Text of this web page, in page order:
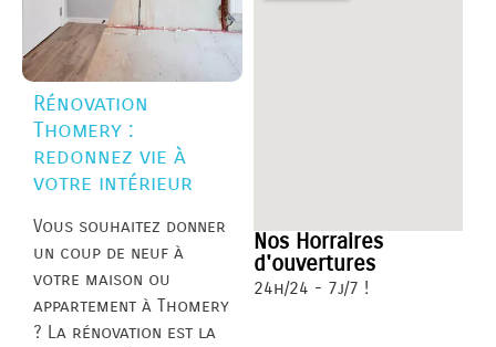
Rénovation
Thomery :
redonnez vie à
votre intérieur
Vous souhaitez donner
un coup de neuf à
votre maison ou
appartement à Thomery
? La rénovation est la
Nos Horraires
d'ouvertures
24h/24 - 7j/7 !